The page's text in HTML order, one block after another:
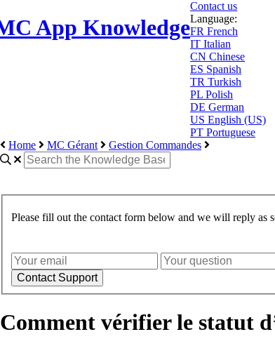
App Knowledge
Contact us
Language:
FR French
IT Italian
CN Chinese
ES Spanish
TR Turkish
PL Polish
DE German
US English (US)
PT Portuguese
Home
MC Gérant Gestion Commandes
Please fill out the contact form below and we will reply as
Comment vérifier le statut